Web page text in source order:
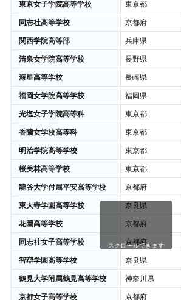
東京女子学院高等学校 東京都
同志社高等学校 京都府
関西学院高等部 兵庫県
清泉女学院高等学校 長野県
海星高等学校 長崎県
福岡女学院高等学校 福岡県
光塩女子学院高等科 東京都
香蘭女学校高等科 東京都
明治学院高等学校 東京都
桜美林高等学校 東京都
龍谷大学付属平安高等学校 京都府
東大寺学園高等学校 奈良県
花園高等学校 京都府
同志社女子高等学校 京都府
智辯学園高等学校 奈良県
鶴見大学附属鶴見高等学校 神奈川県
京都女子高等学校 京都府
スクロールできます